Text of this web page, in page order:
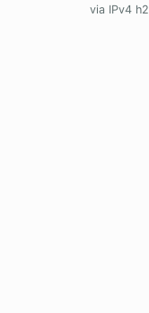
via IPv4 h2